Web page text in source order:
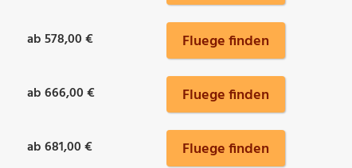
ab 578,00 € Fluege finden
ab 666,00 € Fluege finden
ab 681,00 € Fluege finden